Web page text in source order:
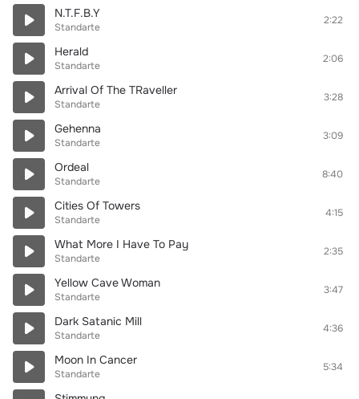
N.T.F.B.Y
Standarte
2:22
Herald
Standarte
2:06
Arrival Of The TRaveller
Standarte
3:28
Gehenna
Standarte
3:09
Ordeal
Standarte
8:40
Cities Of Towers
Standarte
4:15
What More I Have To Pay
Standarte
2:35
Yellow Cave Woman
Standarte
3:47
Dark Satanic Mill
Standarte
4:36
Moon In Cancer
Standarte
5:34